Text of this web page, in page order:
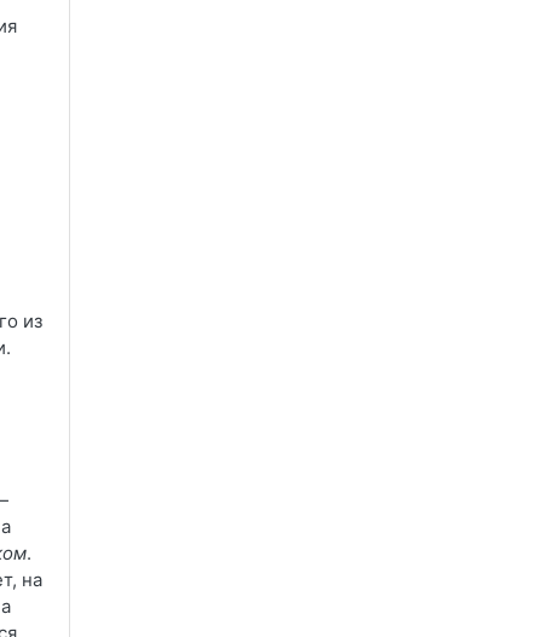
из
.
на